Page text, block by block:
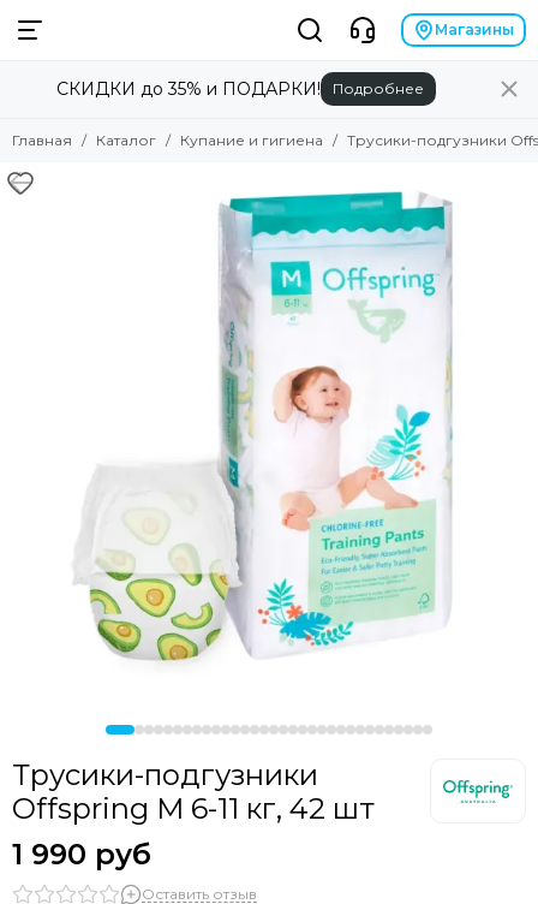
Магазины
СКИДКИ до 35% и ПОДАРКИ! Подробнее
Главная Каталог Купание и гигиена Трусики-подгузники
Трусики-подгузники
Offspring M 6-11 кг, 42 шт
1 990 руб
Оставить отзыв